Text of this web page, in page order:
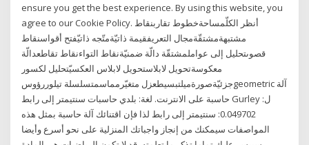
ensure you get the best experience. By using this website, you
agree to our Cookie Policy. أنظر الكلّمساحةخطوط تقاربنقاط
مشتبهةمشتقّةمجال التعريفقيمة ذاتيّةمتّجه ذاتيّفتح أقواسنقاط
قصوىتحليل إلى عواملمشتقّة دالّة ضمنيّةنقاط التواءنقاط تقاطعدالّة
معكوسةتحويل لابلاستحويل لابلاس العكسيّتحليل لكسور
جزئيّةصورةميلتبسيطعزل متغيّرمماسمتسلسلة تيلوررؤوسgeometric آلة
حاسبة على الانترنت. لغة: بلدي حاسبات سنتيمتر إلى رابط Gurley ل:
0.049702: سنتيمتر إلى رابط لذا فإن اقتنائك آلة حاسبة بمثل هذه
المواصفات سيمكنك من إنجاز واجباتك المنزلية على نحو أسرع وأيضا